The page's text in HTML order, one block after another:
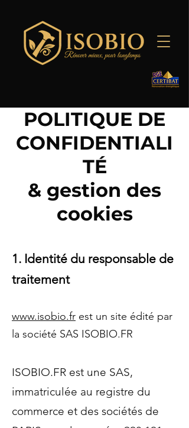
POLITIQUE DE
CONFIDENTIALI
TÉ
& gestion des
cookies
​1. Identité du responsable de
traitement
www.isobio.fr est un site édité par
la société SAS ISOBIO.FR
ISOBIO.FR est une SAS,
immatriculée au registre du
commerce et des sociétés de